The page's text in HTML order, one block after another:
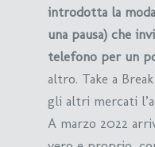
introdotta la
una pausa) che
telefono per un
altro. Take a
gli altri mercati
A marzo 2022